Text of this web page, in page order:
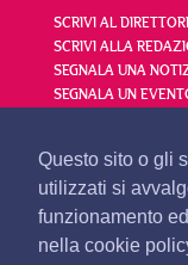
Questo sito o gli
utilizzati si
funzionamento
nella cookie
SCRIVI AL
SCRIVI ALLA
SEGNALA UNA
SEGNALA UN